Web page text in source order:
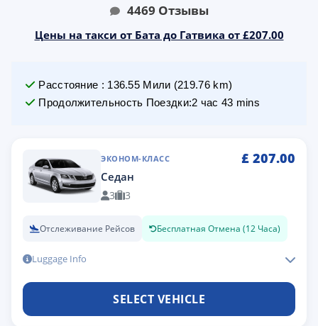
4469 Отзывы
Цены на такси от Бата до Гатвика от £207.00
Расстояние : 136.55 Мили (219.76km)
Продолжительность Поездки:2 час 43 mins
ЭКОНОМ-КЛАСС £ 207.00
Седан
3 3
Отслеживание Рейсов Бесплатная Отмена (12 Часа)
Luggage Info
SELECT VEHICLE